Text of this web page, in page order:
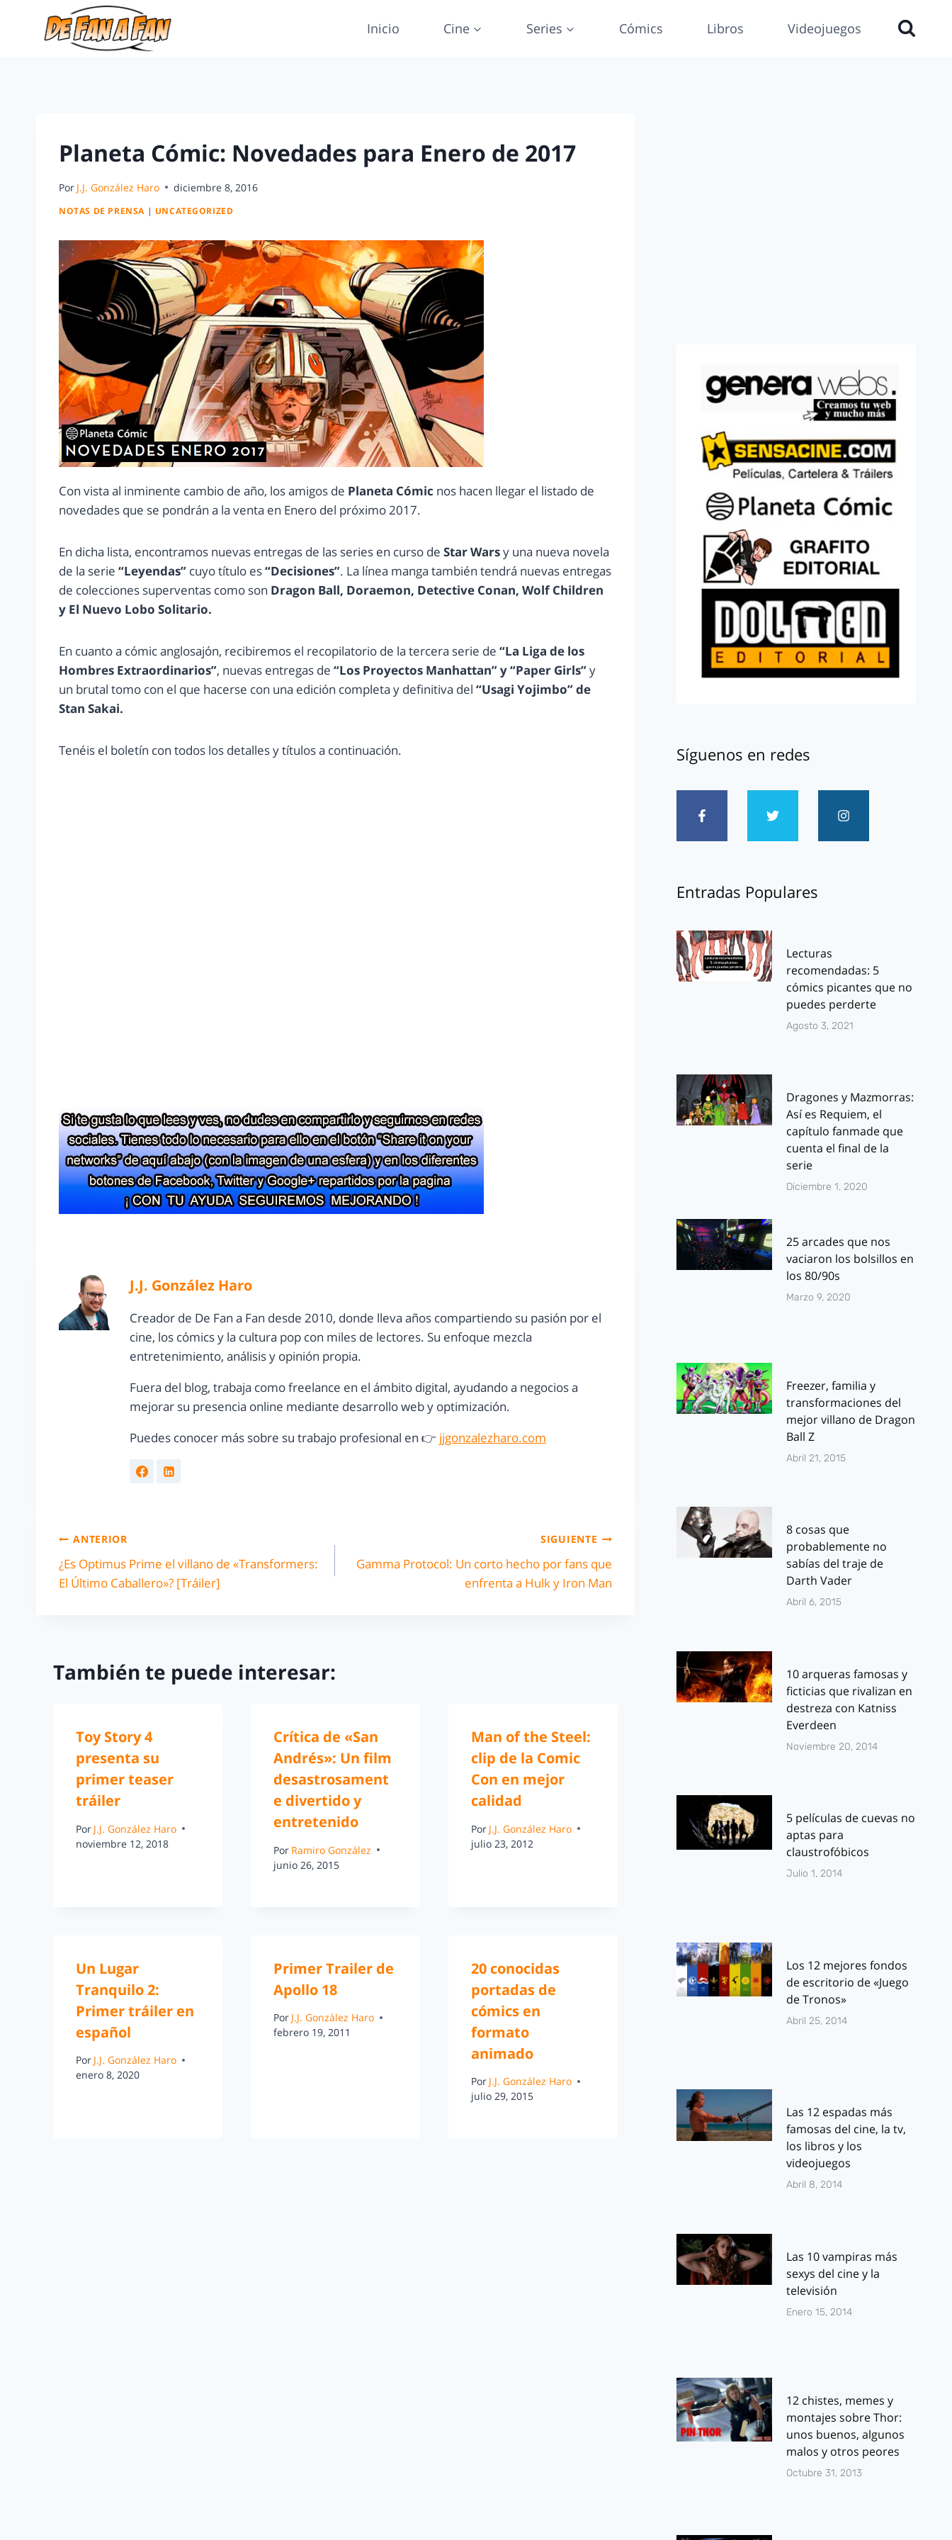
Inicio Cine Series Cómics Libros Videojuegos
Planeta Cómic: Novedades para Enero de 2017
Por J.J. González Haro diciembre 8, 2016
NOTAS DE PRENSA | UNCATEGORIZED
Con vista al inminente cambio de año, los amigos de Planeta Cómic nos hacen llegar el listado de
novedades que se pondrán a la venta en Enero del próximo 2017.
En dicha lista, encontramos nuevas entregas de las series en curso de Star Warsy una nueva novela
de la serie “Leyendas” cuyo título es“Decisiones”. La línea manga también tendrá nuevas entregas
de colecciones superventas como son Dragon Ball, Doraemon, Detective Conan, Wolf Children
y El Nuevo Lobo Solitario.
En cuanto a cómic anglosajón, recibiremos el recopilatorio de la tercera serie de “La Liga de los
Hombres Extraordinarios”, nuevas entregas de “Los Proyectos Manhattan” y “Paper Girls”y
un brutal tomo con el que hacerse con una edición completa y definitiva del “Usagi Yojimbo” de
Stan Sakai.
Tenéis el boletín con todos los detalles y títulos a continuación.
J.J. González Haro
Creador de De Fan a Fan desde 2010, donde lleva años compartiendo su pasión por el
cine, los cómics y la cultura pop con miles de lectores. Su enfoque mezcla
entretenimiento, análisis y opinión propia.
Fuera del blog, trabaja como freelance en el ámbito digital, ayudando a negocios a
mejorar su presencia online mediante desarrollo web y optimización.
Puedes conocer más sobre su trabajo profesional en 👉 jjgonzalezharo.com
ANTERIOR
¿Es Optimus Prime el villano de «Transformers:
El Último Caballero»? [Tráiler]
SIGUIENTE
Gamma Protocol: Un corto hecho por fans que
enfrenta a Hulk y Iron Man
También te puede interesar:
Toy Story 4
presenta su
primer teaser
tráiler
Por J.J. González Haro
noviembre 12, 2018
Crítica de «San
Andrés»: Un film
desastrosament
e divertido y
entretenido
Por Ramiro González
junio 26, 2015
Man of the Steel:
clip de la Comic
Con en mejor
calidad
Por J.J. González Haro
julio 23, 2012
Un Lugar
Tranquilo 2:
Primer tráiler en
español
Por J.J. González Haro
enero 8, 2020
Primer Trailer de
Apollo 18
Por J.J. González Haro
febrero 19, 2011
20 conocidas
portadas de
cómics en
formato
animado
Por J.J. González Haro
julio 29, 2015
Síguenos en redes
Entradas Populares
Lecturas
recomendadas: 5
cómics picantes que no
puedes perderte
Agosto 3, 2021
Dragones y Mazmorras:
Así es Requiem, el
capítulo fanmade que
cuenta el final de la
serie
Diciembre 1, 2020
25 arcades que nos
vaciaron los bolsillos en
los 80/90s
Marzo 9, 2020
Freezer, familia y
transformaciones del
mejor villano de Dragon
Ball Z
Abril 21, 2015
8 cosas que
probablemente no
sabías del traje de
Darth Vader
Abril 6, 2015
10 arqueras famosas y
ficticias que rivalizan en
destreza con Katniss
Everdeen
Noviembre 20, 2014
5 películas de cuevas no
aptas para
claustrofóbicos
Julio 1, 2014
Los 12 mejores fondos
de escritorio de «Juego
de Tronos»
Abril 25, 2014
Las 12 espadas más
famosas del cine, la tv,
los libros y los
videojuegos
Abril 8, 2014
Las 10 vampiras más
sexys del cine y la
televisión
Enero 15, 2014
12 chistes, memes y
montajes sobre Thor:
unos buenos, algunos
malos y otros peores
Octubre 31, 2013